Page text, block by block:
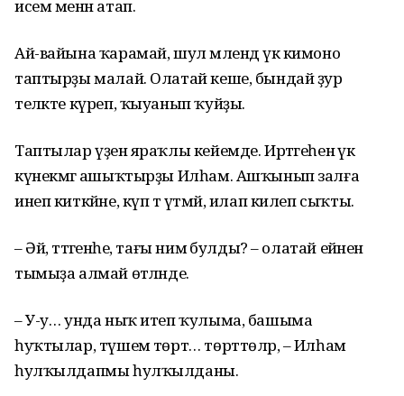
исем менән атап.
Ай-вайына ҡарамай, шул мәлендә үк кимоно
таптырҙы малай. Олатай кеше, бындай ҙур
теләкте күреп, ҡыуанып ҡуйҙы.
Таптылар үҙенә яраҡлы кейемде. Иртәгеһенә үк
күнекмә­гә ашыҡтырҙы Илһам. Ашҡынып залға
инеп киткәйне, күп тә үтмәй, илап килеп сыҡты.
– Әй, әттәгенәһе, тағы нимә булды? – олатай ейәнен
тымыҙа алмай өтәләнде.
– У-у… унда ныҡ итеп ҡулыма, башыма
һуҡтылар, түшемә төрт… төрттөләр, – Илһам
һулҡылдапмы һулҡылданы.